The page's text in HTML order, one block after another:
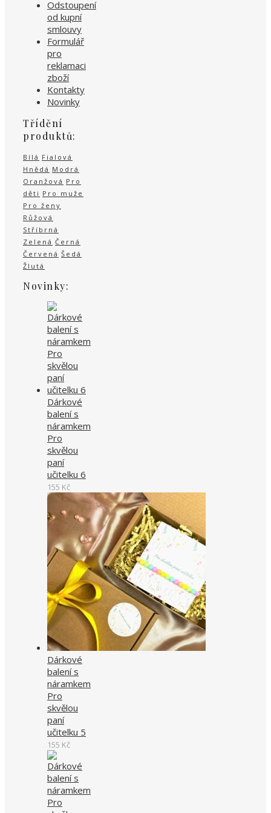
Odstoupení
od kupní
smlouvy
Formulář
pro
reklamaci
zboží
Kontakty
Novinky
Třídění
produktů:
Bílá Fialová
Hnědá Modrá
Oranžová Pro
děti Pro muže
Pro ženy
Růžová
Stříbrná
Zelená Černá
Červená Šedá
Žlutá
Novinky:
Dárkové
balení s
náramkem
Pro
skvělou
paní
učitelku 6
155 Kč
Dárkové
balení s
náramkem
Pro
skvělou
paní
učitelku 5
155 Kč